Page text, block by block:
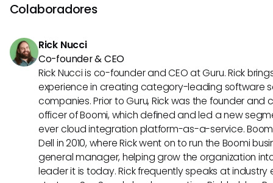
repositorios de bases de conocimiento para agilizar las
clientes, rastrear problemas y brindar soporte eficiente.
a entregar un servicio al cliente oportuno y de alta
Colaboradores
Rick Nucci
Co-founder & CEO
Rick Nucci is co-founder and CEO at Guru. Rick
experience in creating category-leading software
companies. Prior to Guru, Rick was the founder and
officer of Boomi, which defined and led a new
ever cloud integration platform-as-a-service.
Dell in 2010, where Rick went on to run the Boomi
general manager, helping grow the organization
leader it is today. Rick frequently speaks at